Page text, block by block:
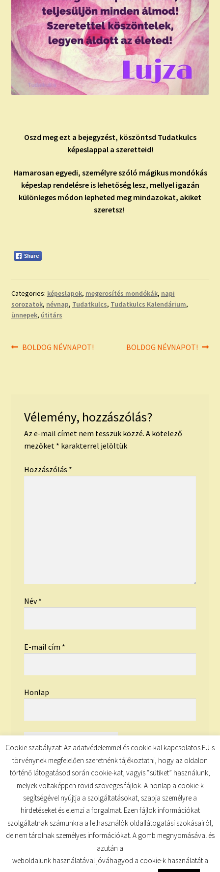
Oszd meg ezt a bejegyzést, köszöntsd Tudatkulcs
képeslappal a szeretteid!
Hamarosan egyedi, személyre szóló mágikus mondókás
képeslap rendelésre is lehetőség lesz, mellyel igazán
különleges módon lepheted meg mindazokat, akiket
szeretsz!
Categories: képeslapok, megerosítés mondókák, napi
sorozatok, névnap, Tudatkulcs, Tudatkulcs Kalendárium,
ünnepek, útitárs
Bejegyzés
Previous
BOLDOG NÉVNAPOT!
Next
BOLDOG NÉVNAPOT!
Vélemény, hozzászólás?
Az e-mail címet nem tesszük közzé. A kötelező
mezőket * karakterrel jelöltük
Hozzászólás *
Név*
E-mail cím *
Honlap
© TUDATKULCS 2026
Cookie szabályzat: Az adatvédelemmel és cookie-kal kapcsolatos EU-s
törvénynek megfelelően szeretnénk tájékoztatni, hogy az oldalon
történő látogatásod során cookie-kat, vagyis “sütiket” használunk,
melyek voltaképpen rövid szöveges fájlok. A honlap a cookie-k
segítségével nyújtja a szolgáltatásokat, szabja személyre a
hirdetéseket és elemzi a forgalmat. Ezen fájlok információkat
szolgáltatnak számunkra a felhasználók oldallátogatási szokásairól,
de nem tárolnak személyes információkat. A gomb megnyomásával és
azután a
weboldalunk használatával jóváhagyod a cookie-k használatát a